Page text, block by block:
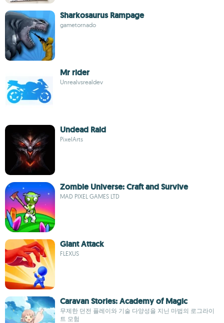
Sharkosaurus Rampage
gametornado
Mr rider
Unrealvsrealdev
Undead Raid
PixelArts
Zombie Universe: Craft and Survive
MAD PIXEL GAMES LTD
Giant Attack
FLEXUS
Caravan Stories: Academy of Magic
무제한 던전 플레이와 기술 다양성을 지닌 마법의 로그라이
트 모험